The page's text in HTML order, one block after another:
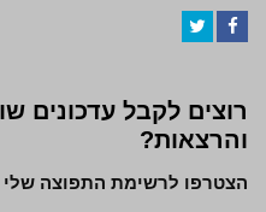
רוצים לקבל עדכונים
והרצאות?
הצטרפו לרשימת התפוצה שלי